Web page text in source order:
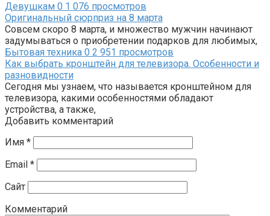
Девушкам 0 1 076 просмотров
Оригинальный сюрприз на 8 марта
Совсем скоро 8 марта, и множество мужчин начинают
задумываться о приобретении подарков для любимых,
Бытовая техника 0 2 951 просмотров
Как выбрать кронштейн для телевизора. Особенности и
разновидности
Сегодня мы узнаем, что называется кронштейном для
телевизора, какими особенностями обладают
устройства, а также,
Добавить комментарий
Имя *
Email *
Сайт
Комментарий